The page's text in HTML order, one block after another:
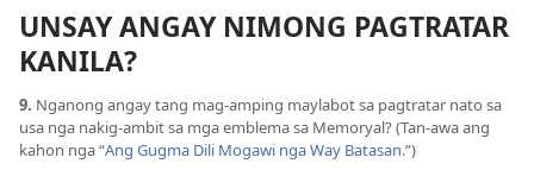
UNSAY ANGAY NIMONG PAGTRATAR
KANILA?
9. Nganong angay tang mag-amping maylabot sa pagtratar nato sa
usa nga nakig-ambit sa mga emblema sa Memoryal? (Tan-awa ang
kahon nga “Ang Gugma Dili Mogawi nga Way Batasan.”)